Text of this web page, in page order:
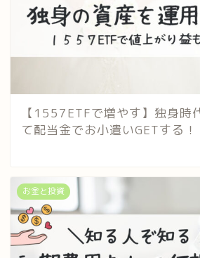
【1557ETFで増やす】独身時
て配当金でお小遣いGETする！
お金と投資